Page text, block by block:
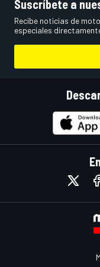
Suscríbete a
Recibe noticias de
especiales